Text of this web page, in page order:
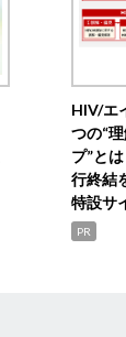
HIV/エ
つの“
プ”と
行終結
特設
PR